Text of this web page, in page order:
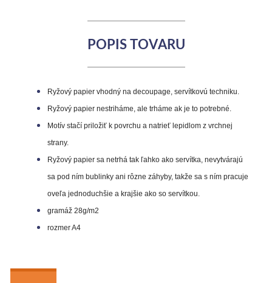
POPIS TOVARU
Ryžový papier vhodný na decoupage, servítkovú techniku.
Ryžový papier nestriháme, ale trháme ak je to potrebné.
Motív stačí priložiť k povrchu a natrieť lepidlom z vrchnej
strany.
Ryžový papier sa netrhá tak ľahko ako servítka, nevytvárajú
sa pod ním bublinky ani rôzne záhyby, takže sa s ním pracuje
oveľa jednoduchšie a krajšie ako so servítkou.
gramáž 28g/m2
rozmer A4